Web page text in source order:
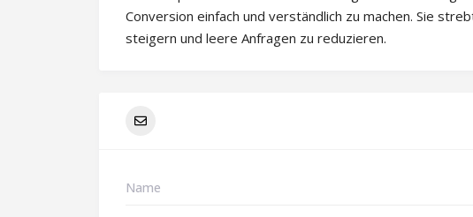
Conversion einfach und verständlich zu machen. Sie
steigern und leere Anfragen zu reduzieren.